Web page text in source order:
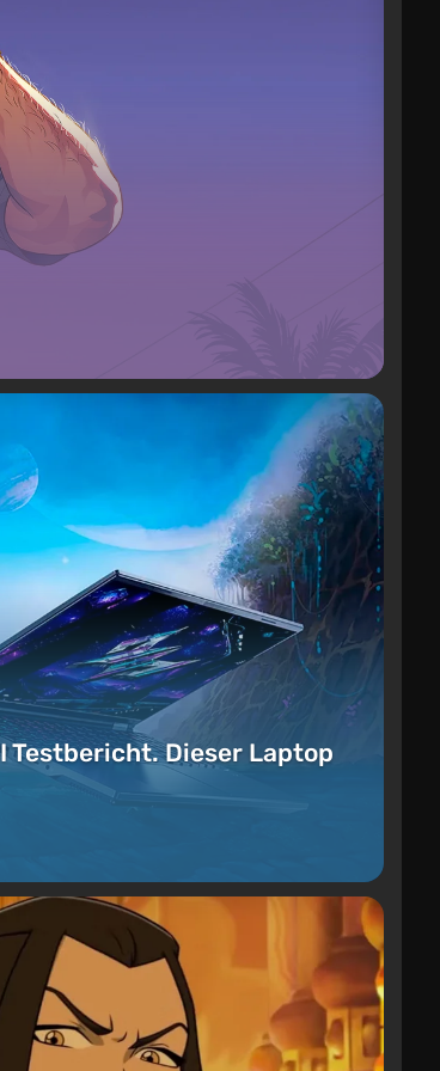
Testbericht. Dieser Laptop